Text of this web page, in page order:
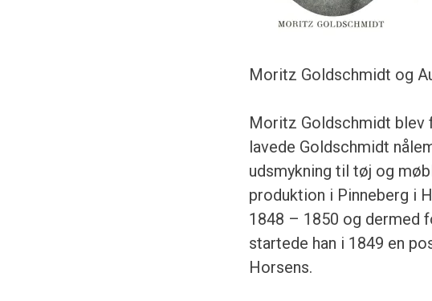
Moritz Goldschmidt og
Moritz Goldschmidt blev
lavede Goldschmidt
udsmykning til tøj og
produktion i Pinneberg i
1848 – 1850 og dermed
startede han i 1849 en
Horsens.